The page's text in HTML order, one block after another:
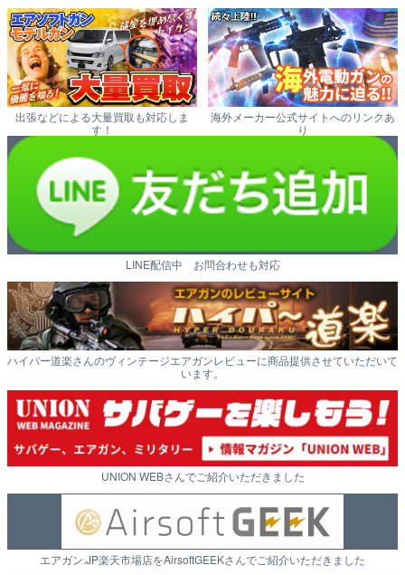
出張などによる大量買取も対応しま
す！
海外メーカー公式サイトへのリンクあ
り
LINE配信中 お問合わせも対応
ハイパー道楽さんのヴィンテージエアガンレビューに商品提供させていただいて
います。
UNION WEBさんでご紹介いただきました
エアガン.JP楽天市場店をAirsoftGEEKさんでご紹介いただきました